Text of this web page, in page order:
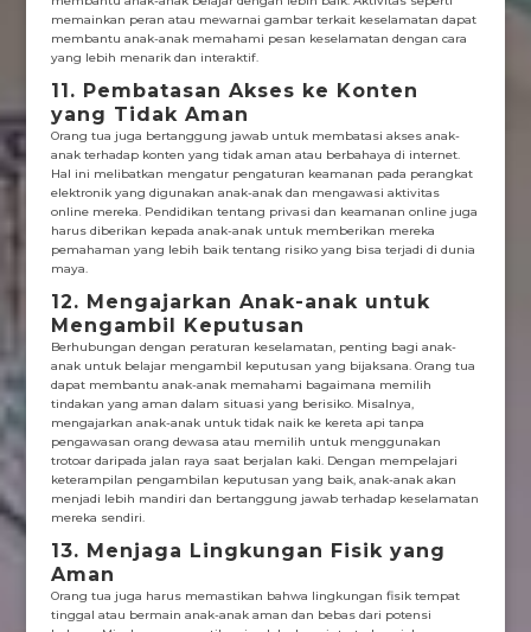
memainkan peran atau mewarnai gambar terkait keselamatan dapat
membantu anak-anak memahami pesan keselamatan dengan cara
yang lebih menarik dan interaktif.
11. Pembatasan Akses ke Konten
yang Tidak Aman
Orang tua juga bertanggung jawab untuk membatasi akses anak-
anak terhadap konten yang tidak aman atau berbahaya di internet.
Hal ini melibatkan mengatur pengaturan keamanan pada perangkat
elektronik yang digunakan anak-anak dan mengawasi aktivitas
online mereka. Pendidikan tentang privasi dan keamanan online juga
harus diberikan kepada anak-anak untuk memberikan mereka
pemahaman yang lebih baik tentang risiko yang bisa terjadi di dunia
maya.
12. Mengajarkan Anak-anak untuk
Mengambil Keputusan
Berhubungan dengan peraturan keselamatan, penting bagi anak-
anak untuk belajar mengambil keputusan yang bijaksana. Orang tua
dapat membantu anak-anak memahami bagaimana memilih
tindakan yang aman dalam situasi yang berisiko. Misalnya,
mengajarkan anak-anak untuk tidak naik ke kereta api tanpa
pengawasan orang dewasa atau memilih untuk menggunakan
trotoar daripada jalan raya saat berjalan kaki. Dengan mempelajari
keterampilan pengambilan keputusan yang baik, anak-anak akan
menjadi lebih mandiri dan bertanggung jawab terhadap keselamatan
mereka sendiri.
13. Menjaga Lingkungan Fisik yang
Aman
Orang tua juga harus memastikan bahwa lingkungan fisik tempat
tinggal atau bermain anak-anak aman dan bebas dari potensi